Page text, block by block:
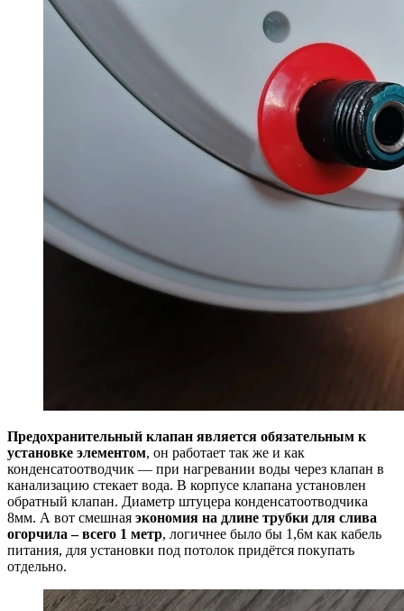
Предохранительный клапан является обязательным к
установке элементом, он работает так же и как
конденсатоотводчик — при нагревании воды через клапан в
канализацию стекает вода. В корпусе клапана установлен
обратный клапан. Диаметр штуцера конденсатоотводчика
8мм. А вот смешная экономия на длине трубки для слива
огорчила – всего 1 метр, логичнее было бы 1,6м как кабель
питания, для установки под потолок придётся покупать
отдельно.